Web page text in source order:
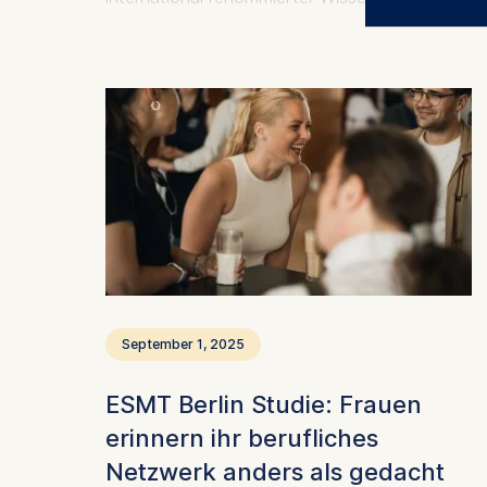
eine Schlüsselrolle an der Schnittstelle von
September 1, 2025
ESMT Berlin Studie: Frauen
erinnern ihr berufliches
Netzwerk anders als gedacht
The
We use
The
The
6(1)(f))